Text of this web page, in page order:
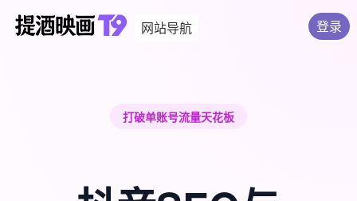
网站导航 登录
打破单账号流量天花板